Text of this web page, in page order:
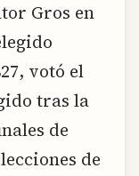
Gros en
votó el
tras la
de
de